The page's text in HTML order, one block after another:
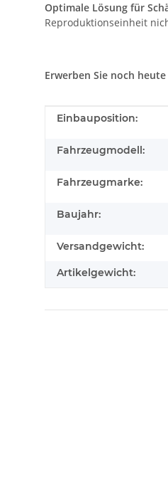
Optimale Lösung für
Reproduktionseinheit
Erwerben Sie noch
Produkteigenschaft
Wert
Einbauposition:
Fahrzeugmodell:
Fahrzeugmarke:
Baujahr:
Versandgewicht:
Artikelgewicht: